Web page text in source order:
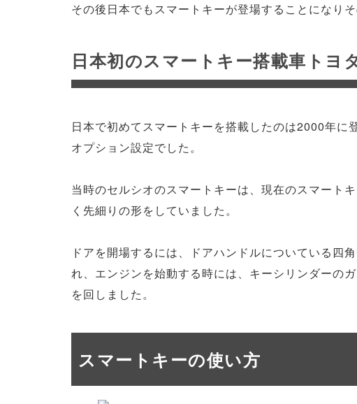
その後日本でもスマートキーが登場することになり
日本初のスマートキー搭載車トヨ
日本で初めてスマートキーを搭載したのは2000年に
オプション設定でした。
当時のセルシオのスマートキーは、現在のスマート
く先細りの形をしていました。
ドアを開場するには、ドアハンドルについている四
れ、エンジンを始動する時には、キーシリンダーの
を回しました。
スマートキーの使い方